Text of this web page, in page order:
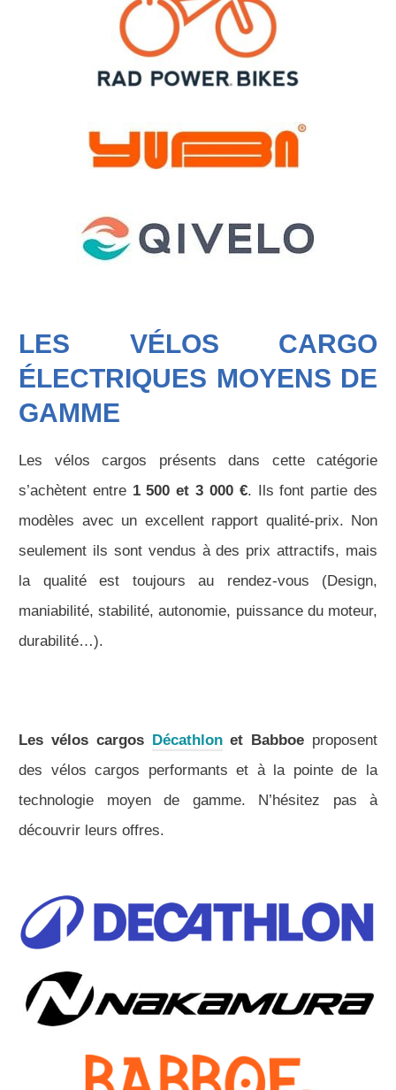
LES VÉLOS CARGO
ÉLECTRIQUES MOYENS DE
GAMME
Les vélos cargos présents dans cette catégorie
s’achètent entre 1 500 et 3 000 €. Ils font partie des
modèles avec un excellent rapport qualité-prix. Non
seulement ils sont vendus à des prix attractifs, mais
la qualité est toujours au rendez-vous (Design,
maniabilité, stabilité, autonomie, puissance du moteur,
durabilité…).
Les vélos cargos Décathlonet Babboe proposent
des vélos cargos performants et à la pointe de la
technologie moyen de gamme. N’hésitez pas à
découvrir leurs offres.